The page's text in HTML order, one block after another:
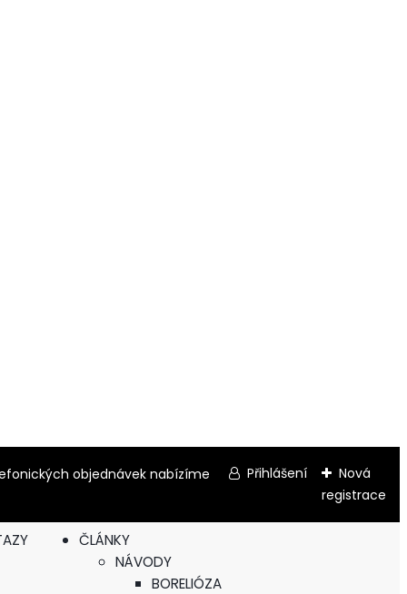
objednávek nabízíme
Přihlášení
Nová
registrace
ČLÁNKY
NÁVODY
BORELIÓZA